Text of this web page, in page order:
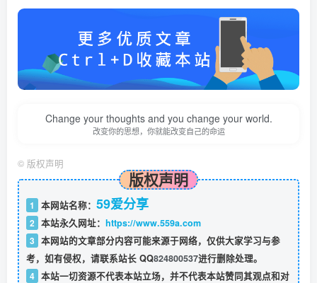
Change your thoughts and you change your world.
改变你的思想，你就能改变自己的命运
© 版权声明
版权声明
1 本网站名称： 59爱分享
2 本站永久网址： https://www.559a.com
3 本网站的文章部分内容可能来源于网络，仅供大家学习与参
考，如有侵权，请联系站长 QQ824800537进行删除处理。
4 本站一切资源不代表本站立场，并不代表本站赞同其观点和对